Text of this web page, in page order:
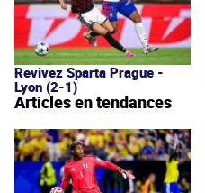
Revivez Sparta Prague -
Lyon (2-1)
Articles en tendances